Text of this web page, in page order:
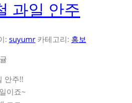
과일 안주
: suyumr 카테고리: 홍보
안주!!
이죠~